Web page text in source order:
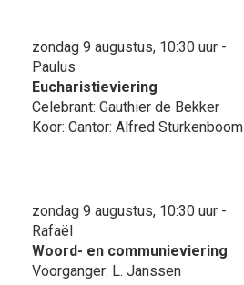
zondag 9 augustus, 10:30 uur -
Paulus
Eucharistieviering
Celebrant: Gauthier de Bekker
Koor: Cantor: Alfred Sturkenboom
zondag 9 augustus, 10:30 uur -
Rafaël
Woord- en communieviering
Voorganger: L. Janssen